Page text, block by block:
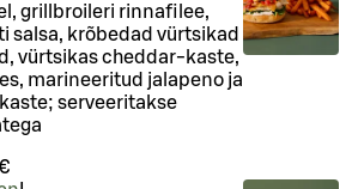
grillbroileri rinnafilee,
salsa, krõbedad vürtsikad
vürtsikas cheddar-kaste,
marineeritud jalapeno ja
serveeritakse